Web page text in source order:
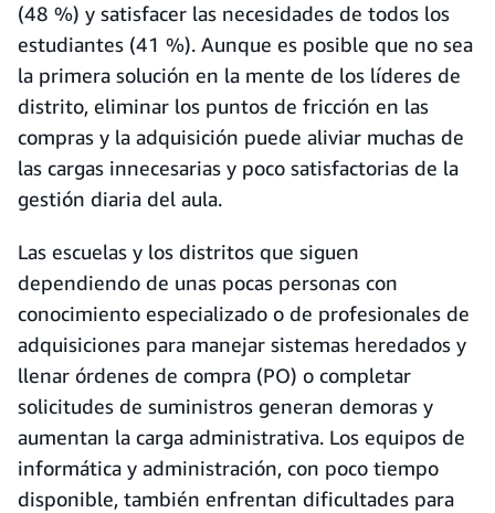
(48 %) y satisfacer las necesidades de todos los
estudiantes (41 %). Aunque es posible que no sea
la primera solución en la mente de los líderes de
distrito, eliminar los puntos de fricción en las
compras y la adquisición puede aliviar muchas de
las cargas innecesarias y poco satisfactorias de la
gestión diaria del aula.
Las escuelas y los distritos que siguen
dependiendo de unas pocas personas con
conocimiento especializado o de profesionales de
adquisiciones para manejar sistemas heredados y
llenar órdenes de compra (PO) o completar
solicitudes de suministros generan demoras y
aumentan la carga administrativa. Los equipos de
informática y administración, con poco tiempo
disponible, también enfrentan dificultades para